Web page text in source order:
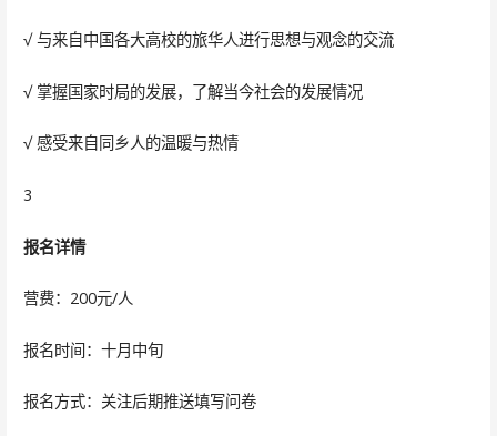
√ 与来自中国各大高校的旅华人进行思想与观念的交流
√ 掌握国家时局的发展，了解当今社会的发展情况
√ 感受来自同乡人的温暖与热情
3
报名详情
营费：200元/人
报名时间：十月中旬
报名方式：关注后期推送填写问卷